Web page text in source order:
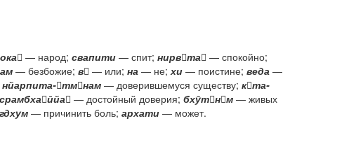
— народ; свапити — спит; нирвта — спокойно;
— безбожие; в — или; на — не;хи — поистине; веда —
нйарпита-тмнам— доверившемуся существу; кта-
— достойный доверия; бхӯтнм — живых
— причинить боль; архати— может.